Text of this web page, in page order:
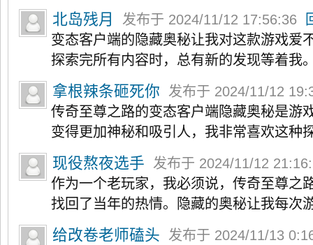
北岛残月 发布于 2024/11/12 17:56:36
变态客户端的隐藏奥秘让我对这款游戏爱
探索完所有内容时，总有新的发现等着我
拿根辣条砸死你
发布于 2024/11/12
传奇至尊之路的变态客户端隐藏奥秘是游
变得更加神秘和吸引人，我非常喜欢这种
现役熬夜选手
发布于 2024/11/12
作为一个老玩家，我必须说，传奇至尊之
找回了当年的热情。隐藏的奥秘让我每次
给改卷老师磕头
发布于 2024/11/13